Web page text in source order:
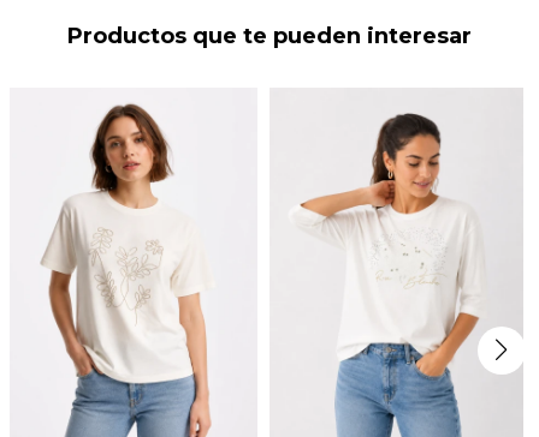
Productos que te pueden interesar